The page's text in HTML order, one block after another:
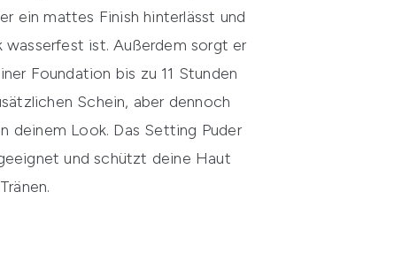
ein mattes Finish hinterlässt und
ist. Außerdem sorgt er
Foundation bis zu 11 Stunden
Schein, aber dennoch
deinem Look. Das Setting Puder
und schützt deine Haut